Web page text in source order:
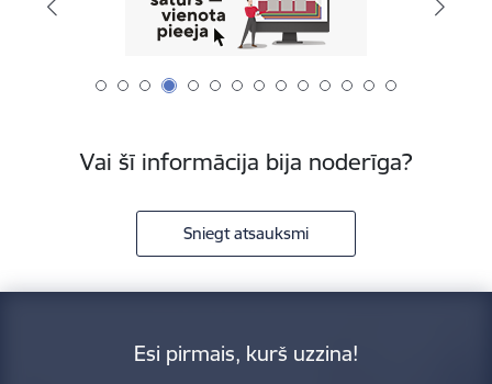
Vai šī informācija bija noderīga?
Sniegt atsauksmi
Esi pirmais, kurš uzzina!